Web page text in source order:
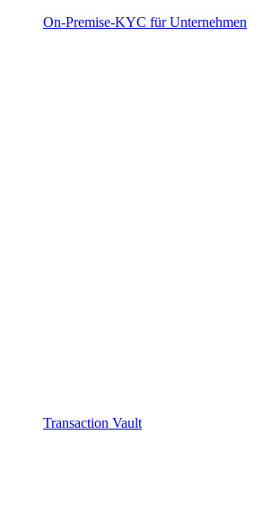
On-Premise-KYC für Unternehmen
Transaction Vault